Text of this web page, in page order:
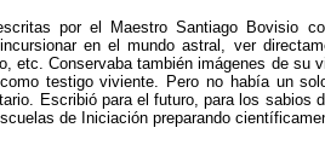
por el Maestro Santiago Bovisio
en el mundo astral, ver
etc. Conservaba también imágenes de su
testigo viviente. Pero no había un
Escribió para el futuro, para los sabios
de Iniciación preparando